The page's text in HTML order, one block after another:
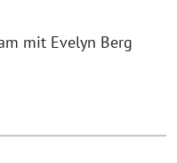
mit Evelyn Berg